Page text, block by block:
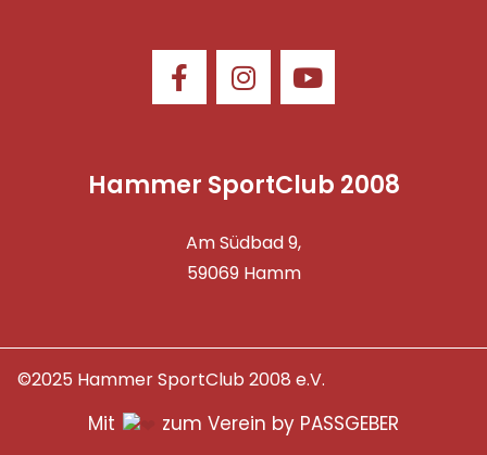
Hammer SportClub 2008
Am Südbad 9,
59069 Hamm
©2025 Hammer SportClub 2008 e.V.
Mit zum Verein by PASSGEBER